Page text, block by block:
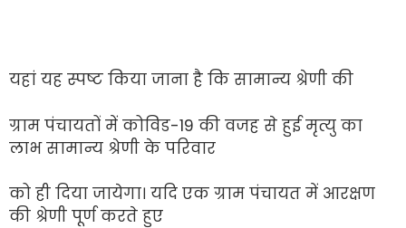
यहां यह स्पष्ट किया जाना है कि सामान्य श्रेणी की
ग्राम पंचायतों में कोविड-19 की वजह से हुई मृत्यु का
लाभ सामान्य श्रेणी के परिवार
को ही दिया जायेगा। यदि एक ग्राम पंचायत में आरक्षण
की श्रेणी पूर्ण करते हुए